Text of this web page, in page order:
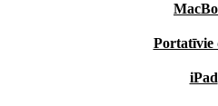
Portatīvie
iPad